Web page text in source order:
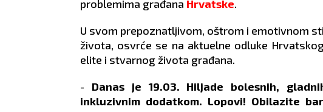
problemima građana Hrvatske.
U svom prepoznatljivom, oštrom i emotivnom
života, osvrće se na aktuelne odluke
elite i stvarnog života građana.
- Danas je 19.03. Hiljade bolesnih,
inkluzivnim dodatkom. Lopovi! Obilazite